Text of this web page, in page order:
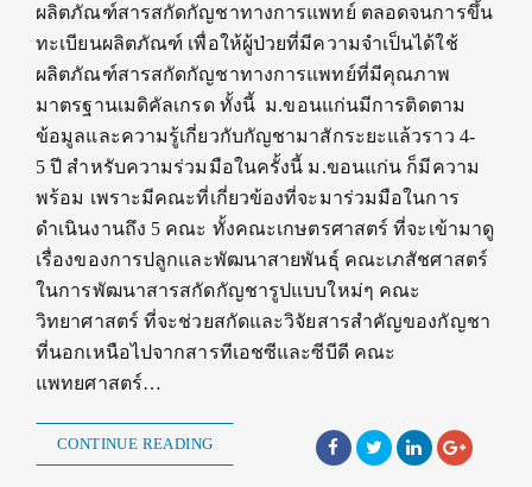
ผลิตภัณฑ์สารสกัดกัญชาทางการแพทย์ ตลอดจนการขึ้น
ทะเบียนผลิตภัณฑ์ เพื่อให้ผู้ป่วยที่มีความจำเป็นได้ใช้
ผลิตภัณฑ์สารสกัดกัญชาทางการแพทย์ที่มีคุณภาพ
มาตรฐานเมดิคัลเกรด ทั้งนี้ ม.ขอนแก่นมีการติดตาม
ข้อมูลและความรู้เกี่ยวกับกัญชามาสักระยะแล้วราว 4-
5 ปี สำหรับความร่วมมือในครั้งนี้ ม.ขอนแก่น ก็มีความ
พร้อม เพราะมีคณะที่เกี่ยวข้องที่จะมาร่วมมือในการ
ดำเนินงานถึง 5 คณะ ทั้งคณะเกษตรศาสตร์ ที่จะเข้ามาดู
เรื่องของการปลูกและพัฒนาสายพันธุ์ คณะเภสัชศาสตร์
ในการพัฒนาสารสกัดกัญชารูปแบบใหม่ๆ คณะ
วิทยาศาสตร์ ที่จะช่วยสกัดและวิจัยสารสำคัญของกัญชา
ที่นอกเหนือไปจากสารทีเอชซีและซีบีดี คณะ
แพทยศาสตร์…
CONTINUE READING